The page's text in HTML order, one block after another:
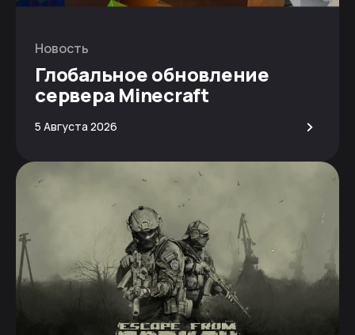
Новость
Глобальное обновление
сервера Minecraft
5 Августа 2026 >